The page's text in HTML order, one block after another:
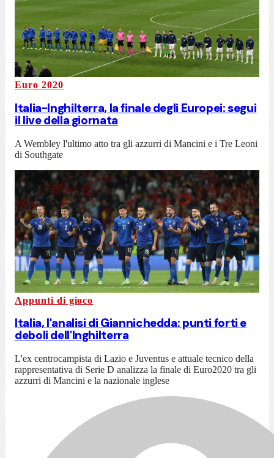
Euro 2020
Italia-Inghilterra, la finale degli Europei: segui
il live della giornata
A Wembley l'ultimo atto tra gli azzurri di Mancini e i Tre Leoni
di Southgate
Appunti di gioco
Italia, l'analisi di Giannichedda: punti forti e
deboli dell'Inghilterra
L'ex centrocampista di Lazio e Juventus e attuale tecnico della
rappresentativa di Serie D analizza la finale di Euro2020 tra gli
azzurri di Mancini e la nazionale inglese